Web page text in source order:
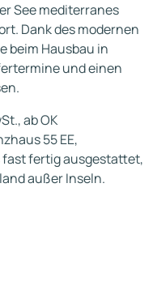
See mediterranes
Dank des modernen
beim Hausbau in
und einen
ab OK
55 EE,
fast fertig ausgestattet,
außer Inseln.